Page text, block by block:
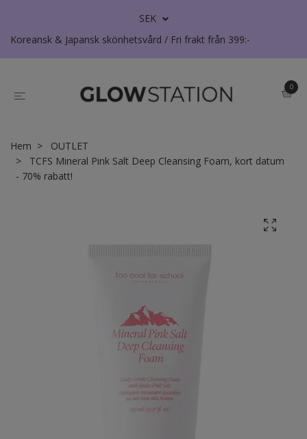
SEK
Koreansk & Japansk skönhetsvård / Fri frakt från 399:-
0
Hem
OUTLET
TCFS Mineral Pink Salt Deep Cleansing Foam, kort datum
- 70% rabatt!